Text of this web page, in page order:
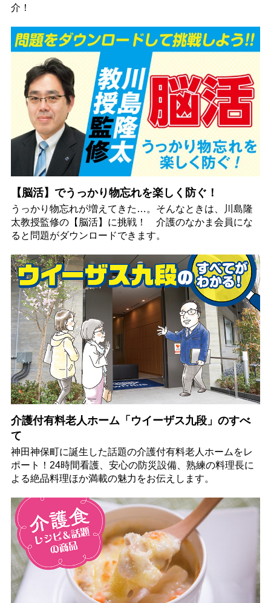
介！
【脳活】でうっかり物忘れを楽しく防ぐ！
うっかり物忘れが増えてきた…。そんなときは、川島隆
太教授監修の【脳活】に挑戦！ 介護のなかま会員にな
ると問題がダウンロードできます。
介護付有料老人ホーム「ウイーザス九段」のすべ
て
神田神保町に誕生した話題の介護付有料老人ホームをレ
ポート！24時間看護、安心の防災設備、熟練の料理長に
よる絶品料理ほか満載の魅力をお伝えします。